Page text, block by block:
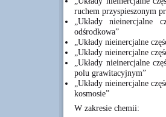
ruchem przyspieszonym
„Układy nieinercjalne
odśrodkowa”
„Układy nieinercjalne
„Układy nieinercjalne
„Układy nieinercjalne
polu grawitacyjnym”
„Układy nieinercjalne
kosmosie”
W zakresie chemii: